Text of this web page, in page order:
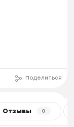
Поделиться
Отзывы 0